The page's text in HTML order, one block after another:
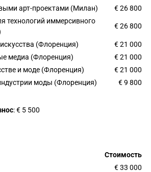
арт-проектами (Милан)
€ 26 800
технологий иммерсивного
€ 26 800
(Флоренция)
€ 21 000
медиа (Флоренция)
€ 21 000
и моде (Флоренция)
€ 21 000
моды (Флоренция)
€ 9 800
: € 5 500
Стоимость
€ 33 000